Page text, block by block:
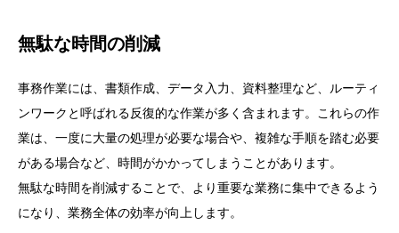
無駄な時間の削減
事務作業には、書類作成、データ入力、資料整理など、ルーティ
ンワークと呼ばれる反復的な作業が多く含まれます。これらの作
業は、一度に大量の処理が必要な場合や、複雑な手順を踏む必要
がある場合など、時間がかかってしまうことがあります。
無駄な時間を削減することで、より重要な業務に集中できるよう
になり、業務全体の効率が向上します。